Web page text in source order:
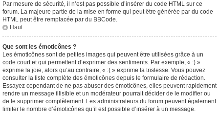
Par mesure de sécurité, il n’est pas possible d’insérer du code HTML sur ce
forum. La majeure partie de la mise en forme qui peut être générée par du code
HTML peut être remplacée par du BBCode.
Haut
Que sont les émoticônes ?
Les émoticônes sont de petites images qui peuvent être utilisées grâce à un
code court et qui permettent d’exprimer des sentiments. Par exemple, « :) »
exprime la joie, alors qu’au contraire, « :( » exprime la tristesse. Vous pouvez
consulter la liste complète des émoticônes depuis le formulaire de rédaction.
Essayez cependant de ne pas abuser des émoticônes, elles peuvent rapidement
rendre un message illisible et un modérateur pourrait décider de le modifier ou
de le supprimer complètement. Les administrateurs du forum peuvent également
limiter le nombre d’émoticônes qu’il est possible d’insérer à un message.